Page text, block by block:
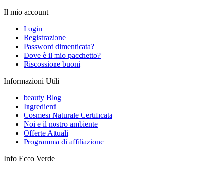
Il mio account
Login
Registrazione
Password dimenticata?
Dove è il mio pacchetto?
Riscossione buoni
Informazioni Utili
beauty Blog
Ingredienti
Cosmesi Naturale Certificata
Noi e il nostro ambiente
Offerte Attuali
Programma di affiliazione
Info Ecco Verde